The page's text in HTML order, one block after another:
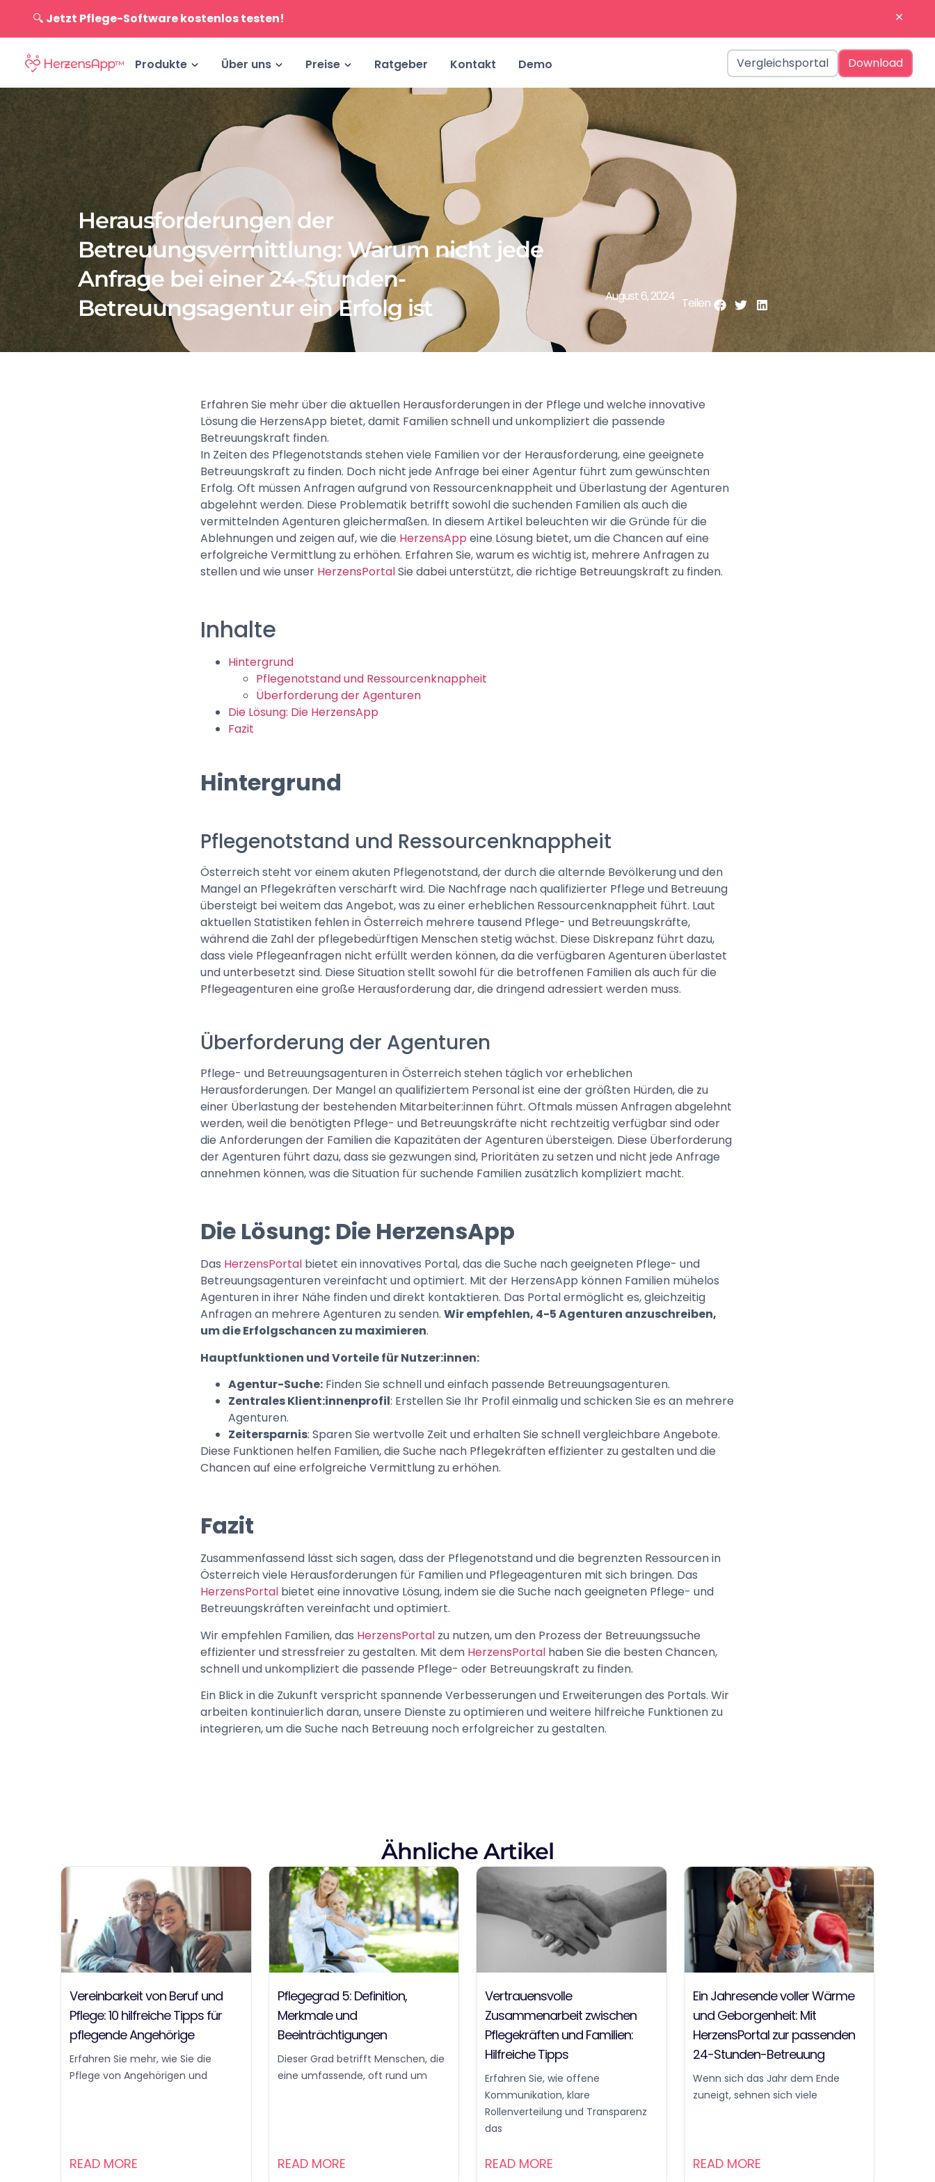
🔍 Jetzt Pflege-Software kostenlos testen! ×
HerzensApp™ Produkte Über uns Preise Ratgeber Kontakt Demo Vergleichsportal Download
Herausforderungen der
Betreuungsvermittlung: Warum nicht jede
Anfrage bei einer 24-Stunden-
Betreuungsagentur ein Erfolg ist
August 6, 2024 Teilen
Erfahren Sie mehr über die aktuellen Herausforderungen in der Pflege und welche innovative
Lösung die HerzensApp bietet, damit Familien schnell und unkompliziert die passende
Betreuungskraft finden.
In Zeiten des Pflegenotstands stehen viele Familien vor der Herausforderung, eine geeignete
Betreuungskraft zu finden. Doch nicht jede Anfrage bei einer Agentur führt zum gewünschten
Erfolg. Oft müssen Anfragen aufgrund von Ressourcenknappheit und Überlastung der Agenturen
abgelehnt werden. Diese Problematik betrifft sowohl die suchenden Familien als auch die
vermittelnden Agenturen gleichermaßen. In diesem Artikel beleuchten wir die Gründe für die
Ablehnungen und zeigen auf, wie die HerzensApp eine Lösung bietet, um die Chancen auf eine
erfolgreiche Vermittlung zu erhöhen. Erfahren Sie, warum es wichtig ist, mehrere Anfragen zu
stellen und wie unser HerzensPortalSie dabei unterstützt, die richtige Betreuungskraft zu finden.
Inhalte
Hintergrund
Pflegenotstand und Ressourcenknappheit
Überforderung der Agenturen
Die Lösung: Die HerzensApp
Fazit
Hintergrund
Pflegenotstand und Ressourcenknappheit
Österreich steht vor einem akuten Pflegenotstand, der durch die alternde Bevölkerung und den
Mangel an Pflegekräften verschärft wird. Die Nachfrage nach qualifizierter Pflege und Betreuung
übersteigt bei weitem das Angebot, was zu einer erheblichen Ressourcenknappheit führt. Laut
aktuellen Statistiken fehlen in Österreich mehrere tausend Pflege- und Betreuungskräfte,
während die Zahl der pflegebedürftigen Menschen stetig wächst. Diese Diskrepanz führt dazu,
dass viele Pflegeanfragen nicht erfüllt werden können, da die verfügbaren Agenturen überlastet
und unterbesetzt sind. Diese Situation stellt sowohl für die betroffenen Familien als auch für die
Pflegeagenturen eine große Herausforderung dar, die dringend adressiert werden muss.
Überforderung der Agenturen
Pflege- und Betreuungsagenturen in Österreich stehen täglich vor erheblichen
Herausforderungen. Der Mangel an qualifiziertem Personal ist eine der größten Hürden, die zu
einer Überlastung der bestehenden Mitarbeiter:innen führt. Oftmals müssen Anfragen abgelehnt
werden, weil die benötigten Pflege- und Betreuungskräfte nicht rechtzeitig verfügbar sind oder
die Anforderungen der Familien die Kapazitäten der Agenturen übersteigen. Diese Überforderung
der Agenturen führt dazu, dass sie gezwungen sind, Prioritäten zu setzen und nicht jede Anfrage
annehmen können, was die Situation für suchende Familien zusätzlich kompliziert macht.
Die Lösung: Die HerzensApp
Das HerzensPortal bietet ein innovatives Portal, das die Suche nach geeigneten Pflege- und
Betreuungsagenturen vereinfacht und optimiert. Mit der HerzensApp können Familien mühelos
Agenturen in ihrer Nähe finden und direkt kontaktieren. Das Portal ermöglicht es, gleichzeitig
Anfragen an mehrere Agenturen zu senden. Wir empfehlen, 4-5 Agenturen anzuschreiben,
um die Erfolgschancen zu maximieren.
Hauptfunktionen und Vorteile für Nutzer:innen:
Agentur-Suche: Finden Sie schnell und einfach passende Betreuungsagenturen.
Zentrales Klient:innenprofil: Erstellen Sie Ihr Profil einmalig und schicken Sie es an mehrere
Agenturen.
Zeitersparnis: Sparen Sie wertvolle Zeit und erhalten Sie schnell vergleichbare Angebote.
Diese Funktionen helfen Familien, die Suche nach Pflegekräften effizienter zu gestalten und die
Chancen auf eine erfolgreiche Vermittlung zu erhöhen.
Fazit
Zusammenfassend lässt sich sagen, dass der Pflegenotstand und die begrenzten Ressourcen in
Österreich viele Herausforderungen für Familien und Pflegeagenturen mit sich bringen. Das
HerzensPortal bietet eine innovative Lösung, indem sie die Suche nach geeigneten Pflege- und
Betreuungskräften vereinfacht und optimiert.
Wir empfehlen Familien, das HerzensPortal zu nutzen, um den Prozess der Betreuungssuche
effizienter und stressfreier zu gestalten. Mit dem HerzensPortal haben Sie die besten Chancen,
schnell und unkompliziert die passende Pflege- oder Betreuungskraft zu finden.
Ein Blick in die Zukunft verspricht spannende Verbesserungen und Erweiterungen des Portals. Wir
arbeiten kontinuierlich daran, unsere Dienste zu optimieren und weitere hilfreiche Funktionen zu
integrieren, um die Suche nach Betreuung noch erfolgreicher zu gestalten.
Ähnliche Artikel
Vereinbarkeit von Beruf und
Pflege: 10 hilfreiche Tipps für
pflegende Angehörige
Erfahren Sie mehr, wie Sie die
Pflege von Angehörigen und
READ MORE
Pflegegrad 5: Definition,
Merkmale und
Beeinträchtigungen
Dieser Grad betrifft Menschen, die
eine umfassende, oft rund um
READ MORE
Vertrauensvolle
Zusammenarbeit zwischen
Pflegekräften und Familien:
Hilfreiche Tipps
Erfahren Sie, wie offene
Kommunikation, klare
Rollenverteilung und Transparenz
das
READ MORE
Ein Jahresende voller Wärme
und Geborgenheit: Mit
HerzensPortal zur passenden
24-Stunden-Betreuung
Wenn sich das Jahr dem Ende
zuneigt, sehnen sich viele
READ MORE